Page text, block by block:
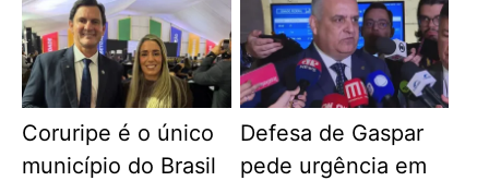
Coruripe é o único
município do Brasil
Defesa de Gaspar
pede urgência em